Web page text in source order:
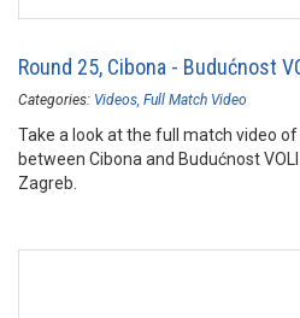
Round 25, Cibona - Budućnost
Categories: Videos Full Match Video
Take a look at the full match video
between Cibona and Budućnost
Zagreb.